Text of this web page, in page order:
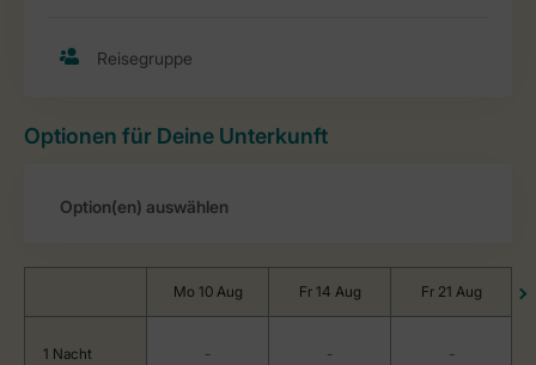
Optionen für Deine Unterkunft
Mo 10 Aug Fr 14 Aug Fr 21 Aug
1 Nacht - - -